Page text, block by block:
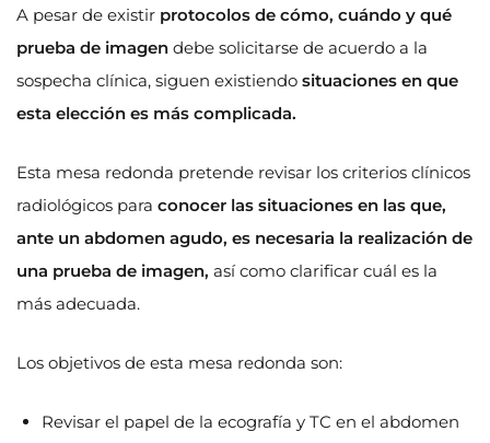
A pesar de existir protocolos de cómo, cuándo y qué
prueba de imagen debe solicitarse de acuerdo a la
sospecha clínica, siguen existiendo situaciones en que
esta elección es más complicada.
Esta mesa redonda pretende revisar los criterios clínicos
radiológicos para conocer las situaciones en las que,
ante un abdomen agudo, es necesaria la realización de
una prueba de imagen, así como clarificar cuál es la
más adecuada.
Los objetivos de esta mesa redonda son:
Revisar el papel de la ecografía y TC en el abdomen